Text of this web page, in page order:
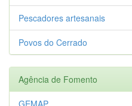
Pescadores artesanais
Povos do Cerrado
Agência de Fomento
GEMAP